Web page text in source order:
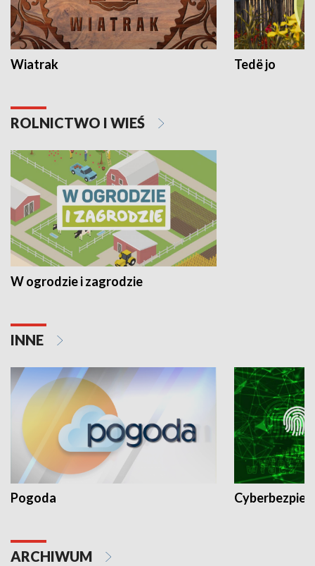
Wiatrak Tedë jo
ROLNICTWO I WIEŚ
W ogrodzie i zagrodzie
INNE
Pogoda
ARCHIWUM